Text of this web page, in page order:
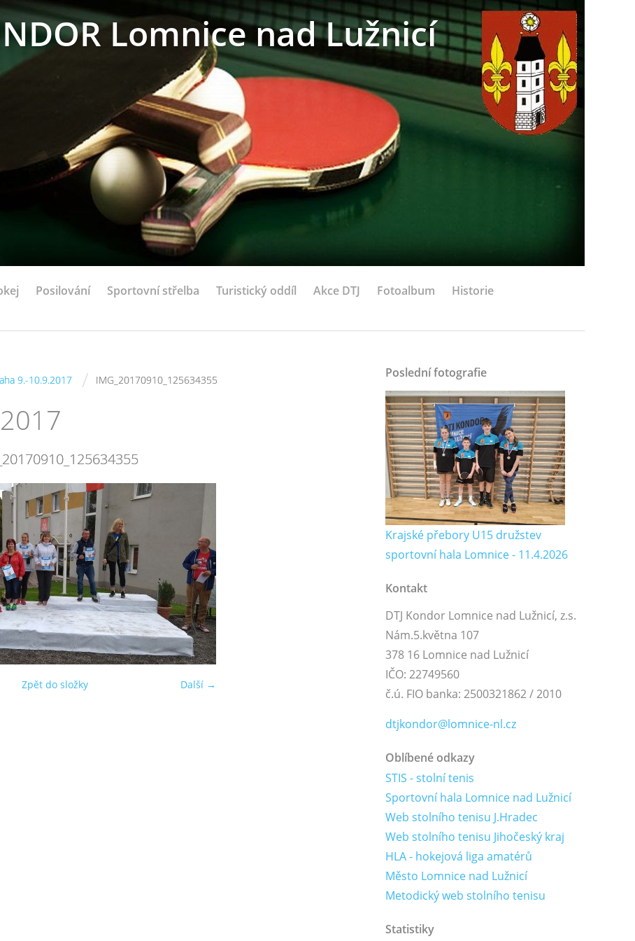
Lomnice nad Lužnicí
Posilování Sportovní střelba Turistický oddíl Akce DTJ Fotoalbum Historie
9.-10.9.2017 / IMG_20170910_125634355
Další →
Zpět do složky
Poslední fotografie
Krajské přebory U15 družstev
sportovní hala Lomnice - 11.4.2026
Kontakt
DTJ Kondor Lomnice nad Lužnicí, z.s.
Nám.5.května 107
378 16 Lomnice nad Lužnicí
IČO: 22749560
č.ú. FIO banka: 2500321862 / 2010
dtjkondor@lomnice-nl.cz
Oblíbené odkazy
STIS - stolní tenis
Sportovní hala Lomnice nad Lužnicí
Web stolního tenisu J.Hradec
Web stolního tenisu Jihočeský kraj
HLA - hokejová liga amatérů
Město Lomnice nad Lužnicí
Metodický web stolního tenisu
Statistiky